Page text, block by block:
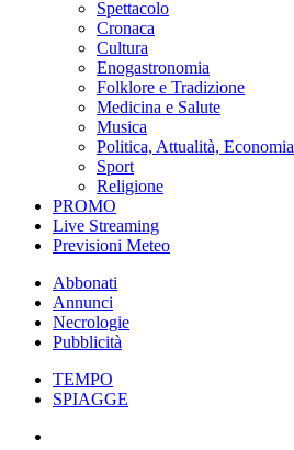
Spettacolo
Cronaca
Cultura
Enogastronomia
Folklore e Tradizione
Medicina e Salute
Musica
Politica, Attualità, Economia
Sport
Religione
PROMO
Live Streaming
Previsioni Meteo
Abbonati
Annunci
Necrologie
Pubblicità
TEMPO
SPIAGGE